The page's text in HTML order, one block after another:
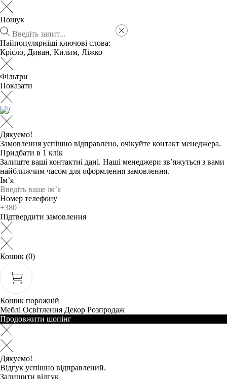
Пошук
Найпопулярніші ключові слова:
Крісло, Диван, Килим, Ліжко
Фільтри
Показати
Дякуємо!
Замовлення успішно відправлено, очікуйте контакт менеджера.
Придбати в 1 клік
Залиште ваші контактні дані. Наші менеджери зв’яжуться з вами
найближчим часом для оформлення замовлення.
Ім’я
Номер телефону
Підтвердити замовлення
Кошик (0)
Кошик порожній
Меблі Освітлення Декор Розпродаж
Продовжити шопінг
Дякуємо!
Відгук успішно відправлений.
Залишити відгук